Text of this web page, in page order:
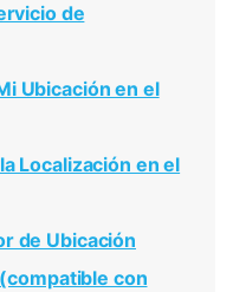
de
Ubicación en el
Localización en el
de Ubicación
con